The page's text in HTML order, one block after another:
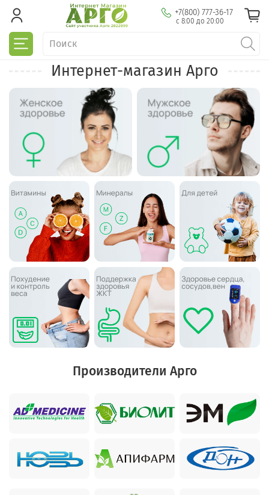
+7(800) 777-36-17
с 8:00 до 20:00
Интернет-магазин Арго
Производители Арго